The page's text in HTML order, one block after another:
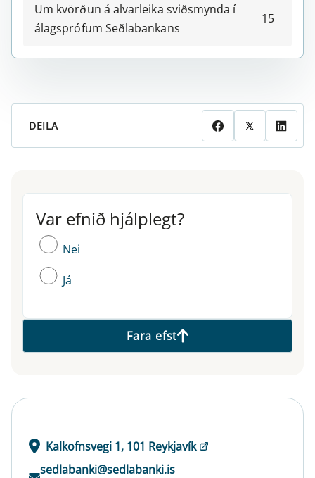
Um kvörðun á alvarleika sviðsmynda í
álagsprófum Seðlabankans
15
DEILA
Var efnið hjálplegt?
Var efnið hjálplegt?
Nei
Já
Fara efst
Kalkofnsvegi 1, 101 Reykjavík
sedlabanki@sedlabanki.is